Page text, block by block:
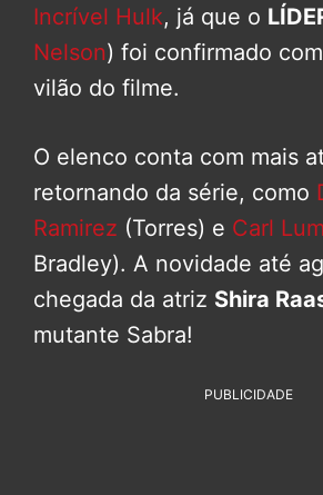
Incrível Hulk, já que o
Nelson) foi confirmado
vilão do filme.
O elenco conta com mais
retornando da série, como
Ramirez (Torres) e Carl
Bradley). A novidade até
chegada da atriz Shira
mutante Sabra!
PUBLICIDADE